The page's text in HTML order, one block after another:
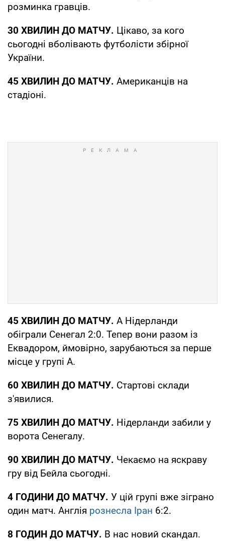
розминка гравців.
30 ХВИЛИН ДО МАТЧУ. Цікаво, за кого
сьогодні вболівають футболісти збірної
України.
45 ХВИЛИН ДО МАТЧУ. Американців на
стадіоні.
45 ХВИЛИН ДО МАТЧУ. А Нідерланди
обіграли Сенегал 2:0. Тепер вони разом із
Еквадором, ймовірно, зарубаються за перше
місце у групі А.
60 ХВИЛИН ДО МАТЧУ. Стартові склади
з'явилися.
75 ХВИЛИН ДО МАТЧУ. Нідерланди забили у
ворота Сенегалу.
90 ХВИЛИН ДО МАТЧУ. Чекаємо на яскраву
гру від Бейла сьогодні.
4 ГОДИНИ ДО МАТЧУ. У цій групі вже зіграно
один матч. Англія рознесла Іран 6:2.
8 ГОДИН ДО МАТЧУ. В нас новий скандал.